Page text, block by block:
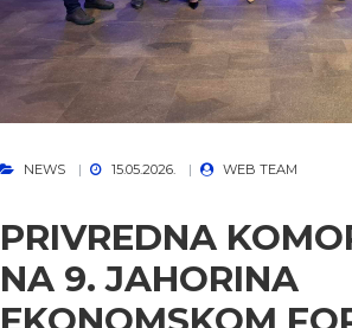
NEWS 15.05.2026. WEB TEAM
PRIVREDNA
NA 9. JAHORINA